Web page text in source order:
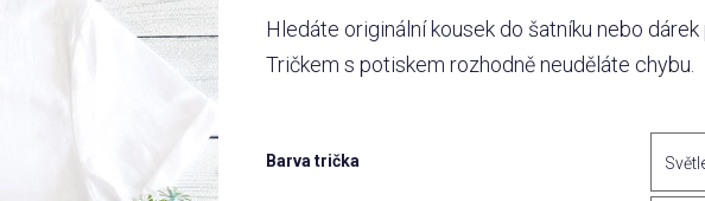
Hledáte originální kousek do šatníku nebo
Tričkem s potiskem rozhodně neuděláte chybu.
Barva trička